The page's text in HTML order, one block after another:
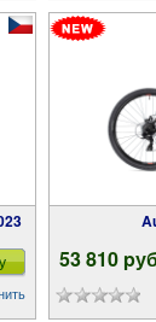
53 810